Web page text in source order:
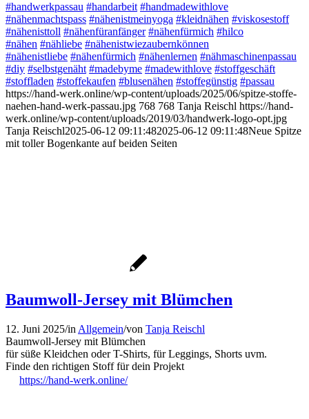
#handwerkpassau #handarbeit #handmadewithlove
#nähenmachtspass #nähenistmeinyoga #kleidnähen #viskosestoff
#nähenisttoll #nähenfüranfänger #nähenfürmich #hilco
#nähen #nähliebe #nähenistwiezaubernkönnen
#nähenistliebe #nähenfürmich #nähenlernen #nähmaschinenpassau
#diy #selbstgenäht #madebyme #madewithlove #stoffgeschäft
#stoffladen #stoffekaufen #blusenähen #stoffegünstig #passau
https://hand-werk.online/wp-content/uploads/2025/06/spitze-stoffe-
naehen-hand-werk-passau.jpg 768 768 Tanja Reischl https://hand-
werk.online/wp-content/uploads/2019/03/handwerk-logo-opt.jpg
Tanja Reischl2025-06-12 09:11:482025-06-12 09:11:48Neue Spitze
mit toller Bogenkante auf beiden Seiten
Baumwoll-Jersey mit Blümchen
12. Juni 2025/in Allgemein/von Tanja Reischl
Baumwoll-Jersey mit Blümchen
für süße Kleidchen oder T-Shirts, für Leggings, Shorts uvm.
Finde den richtigen Stoff für dein Projekt
https://hand-werk.online/